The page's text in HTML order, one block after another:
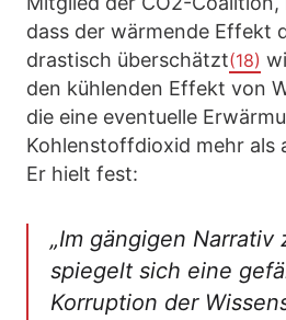
dass der wärmende Effekt
drastisch überschätzt(18)
den kühlenden Effekt von
die eine eventuelle
Kohlenstoffdioxid mehr als
Er hielt fest:
„Im gängigen Narrativ
spiegelt sich eine
Korruption der